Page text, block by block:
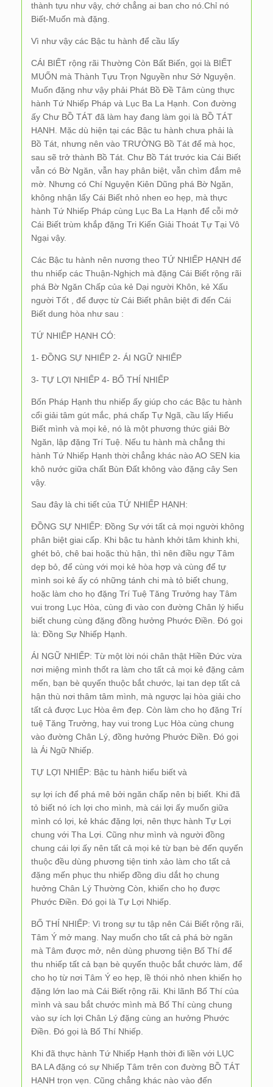
thành tựu như vậy, chớ chẳng ai ban cho nó.Chỉ nó
Biết-Muốn mà đặng.
Vì như vậy các Bậc tu hành để cầu lấy
CÁI BIẾT rộng rãi Thường Còn Bất Biến, gọi là BIẾT
MUỐN mà Thành Tựu Trọn Nguyền như Sở Nguyện.
Muốn đặng như vậy phải Phát Bồ Đề Tâm cùng thực
hành Tứ Nhiếp Pháp và Lục Ba La Hạnh. Con đường
ấy Chư BỒ TÁT đã làm hay đang làm gọi là BỒ TÁT
HẠNH. Mặc dù hiện tại các Bậc tu hành chưa phải là
Bồ Tát, nhưng nên vào TRƯỜNG Bồ Tát để mà học,
sau sẽ trở thành Bồ Tát. Chư Bồ Tát trước kia Cái Biết
vẫn có Bờ Ngăn, vẫn hay phân biệt, vẫn chìm đắm mê
mờ. Nhưng có Chí Nguyện Kiên Dũng phá Bờ Ngăn,
không nhận lấy Cái Biết nhỏ nhen eo hẹp, mà thực
hành Tứ Nhiếp Pháp cùng Lục Ba La Hạnh để cỗi mở
Cái Biết trùm khắp đặng Tri Kiến Giải Thoát Tự Tại Vô
Ngại vậy.
Các Bậc tu hành nên nương theo TỨ NHIẾP HẠNH để
thu nhiếp các Thuận-Nghịch mà đặng Cái Biết rộng rãi
phá Bờ Ngăn Chấp của kẻ Dại người Khôn, kẻ Xấu
người Tốt , để được từ Cái Biết phân biệt đi đến Cái
Biết dung hòa như sau :
TỨ NHIẾP HẠNH CÓ:
1- ĐỒNG SỰ NHIẾP 2- ÁI NGỮ NHIẾP
3- TỰ LỢI NHIẾP 4- BỐ THÍ NHIẾP
Bốn Pháp Hạnh thu nhiếp ấy giúp cho các Bậc tu hành
cổi giải tâm gút mắc, phá chấp Tự Ngã, cầu lấy Hiểu
Biết mình và mọi kẻ, nó là một phương thức giải Bờ
Ngăn, lập đặng Trí Tuệ. Nếu tu hành mà chẳng thi
hành Tứ Nhiếp Hạnh thời chẳng khác nào AO SEN kia
khô nước giữa chất Bùn Đất không vào đặng cây Sen
vậy.
Sau đây là chi tiết của TỨ NHIẾP HẠNH:
ĐỒNG SỰ NHIẾP: Đồng Sự với tất cả mọi người không
phân biệt giai cấp. Khi bậc tu hành khởi tâm khinh khi,
ghét bỏ, chê bai hoặc thù hận, thì nên điều ngự Tâm
dẹp bỏ, để cùng với mọi kẻ hòa hợp và cùng để tự
mình soi kẻ ấy có những tánh chi mà tỏ biết chung,
hoặc làm cho họ đặng Trí Tuệ Tăng Trưởng hay Tâm
vui trong Lục Hòa, cùng đi vào con đường Chân lý hiểu
biết chung cùng đặng đồng hưởng Phước Điền. Đó gọi
là: Đồng Sự Nhiếp Hạnh.
ÁI NGỮ NHIẾP: Từ một lời nói chân thật Hiền Đức vừa
nơi miệng mình thốt ra làm cho tất cả mọi kẻ đặng cảm
mến, bạn bè quyến thuộc bắt chước, lại tan dẹp tất cả
hận thù nơi thâm tâm mình, mà ngược lại hòa giải cho
tất cả được Lục Hòa êm đẹp. Còn làm cho họ đặng Trí
tuệ Tăng Trưởng, hay vui trong Lục Hòa cùng chung
vào đường Chân Lý, đồng hưởng Phước Điền. Đó gọi
là Ái Ngữ Nhiếp.
TỰ LỢI NHIẾP: Bậc tu hành hiểu biết và
sự lợi ích để phá mê bởi ngăn chấp nên bị biết. Khi đã
tỏ biết nó ích lợi cho mình, mà cái lợi ấy muốn giữa
mình có lợi, kẻ khác đặng lợi, nên thực hành Tự Lợi
chung với Tha Lợi. Cũng như mình và người đồng
chung cái lợi ấy nên tất cả mọi kẻ từ bạn bè đến quyến
thuộc đều dùng phương tiện tinh xảo làm cho tất cả
đặng mến phục thu nhiếp đồng dìu dắt họ chung
hưởng Chân Lý Thường Còn, khiến cho họ được
Phước Điền. Đó gọi là Tự Lợi Nhiếp.
BỐ THÍ NHIẾP: Vì trong sự tu tập nên Cái Biết rộng rãi,
Tâm Ý mở mang. Nay muốn cho tất cả phá bờ ngăn
mà Tâm được mở, nên dùng phương tiện Bố Thí để
thu nhiếp tất cả bạn bè quyến thuộc bắt chước làm, để
cho họ từ nơi Tâm Ý eo hẹp, lề thói nhỏ nhen khiến họ
đặng lớn lao mà Cái Biết rộng rãi. Khi lãnh Bố Thí của
mình và sau bắt chước mình mà Bố Thí cùng chung
vào sự ích lợi Chân Lý đặng cùng an hưởng Phước
Điền. Đó gọi là Bố Thí Nhiếp.
Khi đã thực hành Tứ Nhiếp Hạnh thời đi liền với LỤC
BA LA đặng có sự Nhiếp Tâm trên con đường BỒ TÁT
HẠNH trọn vẹn. Cũng chẳng khác nào vào đến